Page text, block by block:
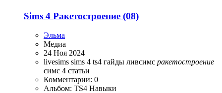
Sims 4 Ракетостроение (08)
Эльма
Медиа
24 Ноя 2024
livesims sims 4 ts4 гайды ливсимс ракетостроение
симс 4 статьи
Комментарии: 0
Альбом: TS4 Навыки